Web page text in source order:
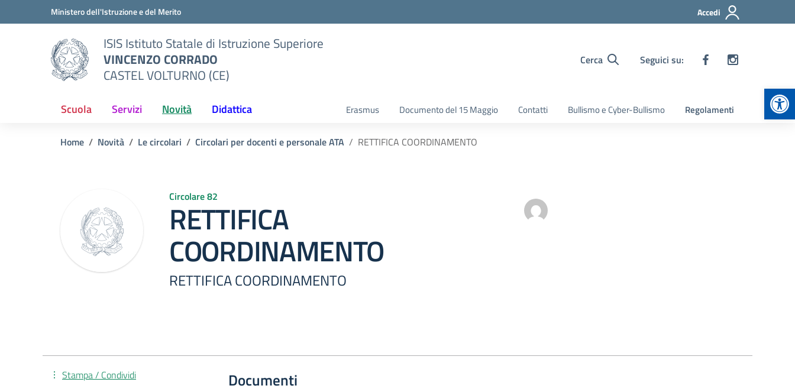
Vai ai contenuti
Vai al menu di navigazioneMinistero dell'Istruzione e del Merito Accedi
ISIS Istituto Statale di Istruzione Superiore
VINCENZO CORRADO
CASTEL VOLTURNO (CE)
Cerca Seguici su:
Scuola Servizi Novità Didattica Erasmus Documento del 15 Maggio Contatti Bullismo e Cyber-Bullismo Regolamenti
Home Novità Le circolari Circolari per docenti e personale ATA RETTIFICA COORDINAMENTO
Circolare 82
RETTIFICA
COORDINAMENTO
RETTIFICA COORDINAMENTO
Documenti
Stampa / Condividi